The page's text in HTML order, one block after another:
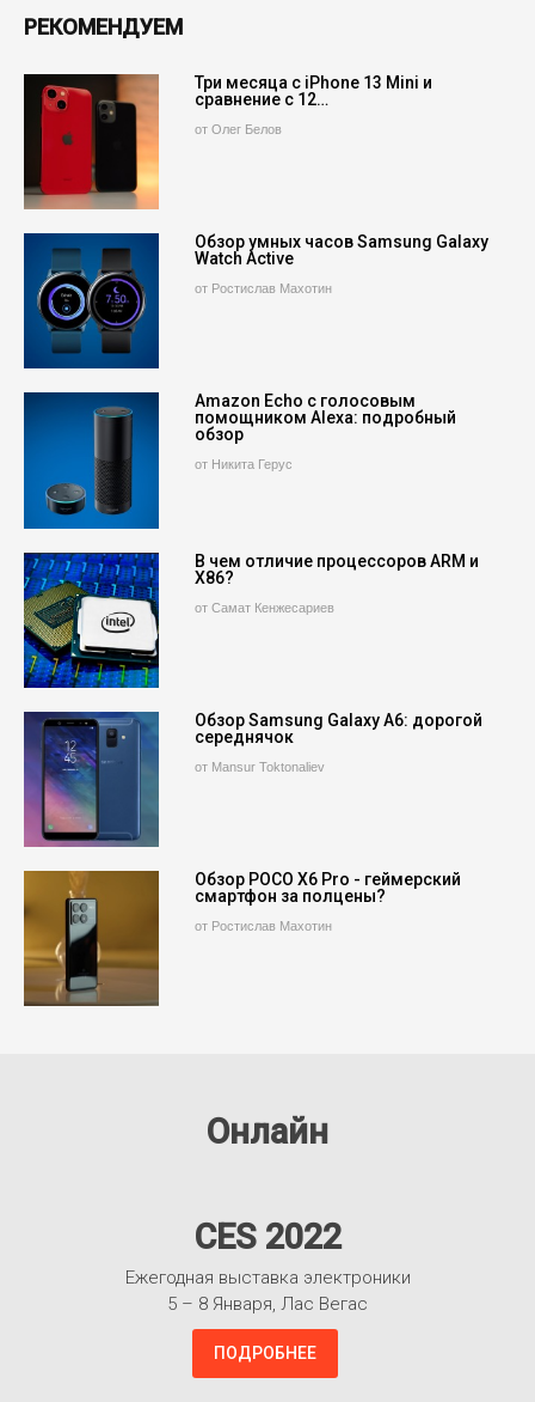
РЕКОМЕНДУЕМ
Три месяца с iPhone 13 Mini и
сравнение с 12…
от Олег Белов
Обзор умных часов Samsung Galaxy
Watch Active
от Ростислав Махотин
Amazon Echo с голосовым
помощником Alexa: подробный
обзор
от Никита Герус
В чем отличие процессоров ARM и
X86?
от Самат Кенжесариев
Обзор Samsung Galaxy A6: дорогой
середнячок
от Mansur Toktonaliev
Обзор POCO X6 Pro - геймерский
смартфон за полцены?
от Ростислав Махотин
Онлайн
CES 2022
Ежегодная выставка электроники
5 – 8 Января, Лас Вегас
ПОДРОБНЕЕ